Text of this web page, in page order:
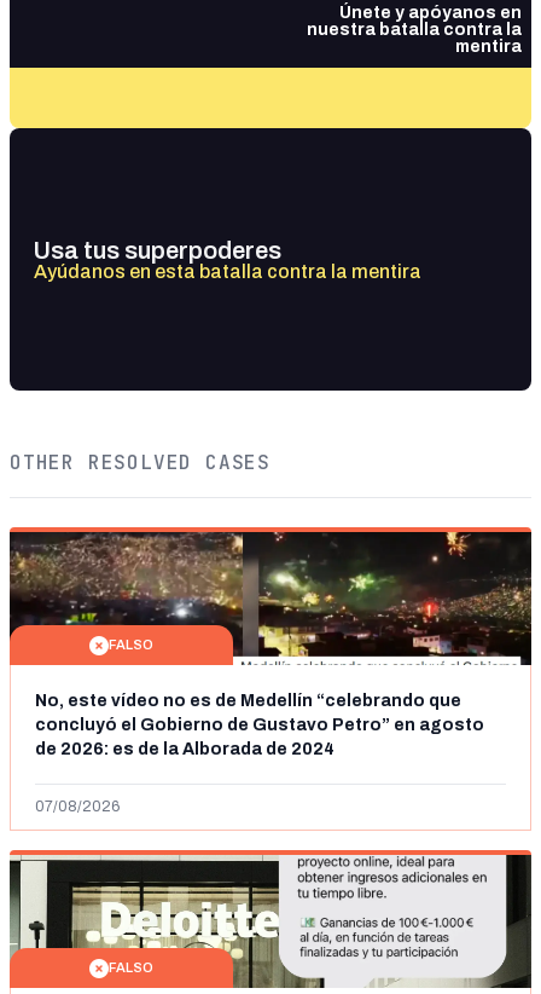
Únete y apóyanos en
nuestra batalla contra la
mentira
Usa tus superpoderes
Ayúdanos en esta batalla contra la mentira
OTHER RESOLVED CASES
FALSO
No, este vídeo no es de Medellín “celebrando que
concluyó el Gobierno de Gustavo Petro” en agosto
de 2026: es de la Alborada de 2024
07/08/2026
FALSO